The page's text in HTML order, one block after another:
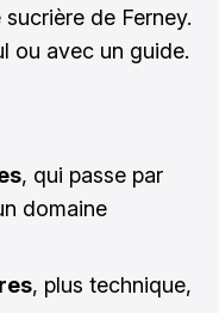
de Ferney.
ou avec un guide.
, qui passe par
domaine
, plus technique,